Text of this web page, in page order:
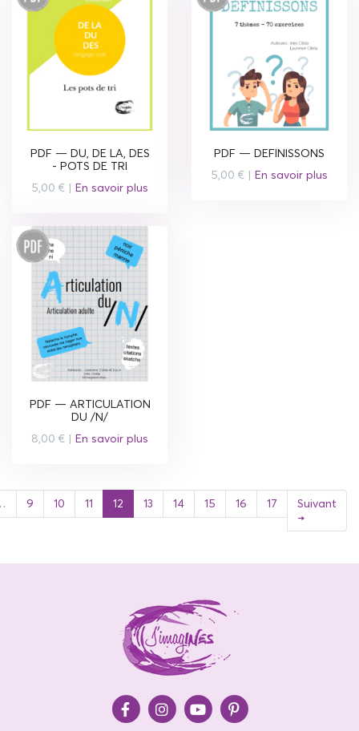
PDF — DU, DE LA, DES
- POTS DE TRI
5,00 € | En savoir plus
PDF — DEFINISSONS
5,00 € | En savoir plus
PDF — ARTICULATION
DU /N/
8,00 € | En savoir plus
9 10 11 12 (current)
13 14 15 16 17
Suivant
→